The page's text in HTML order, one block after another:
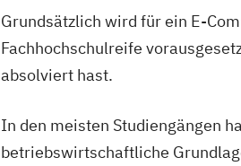
Grundsätzlich wird für ein E-
Fachhochschulreife
absolviert hast.
In den meisten Studiengängen
betriebswirtschaftliche